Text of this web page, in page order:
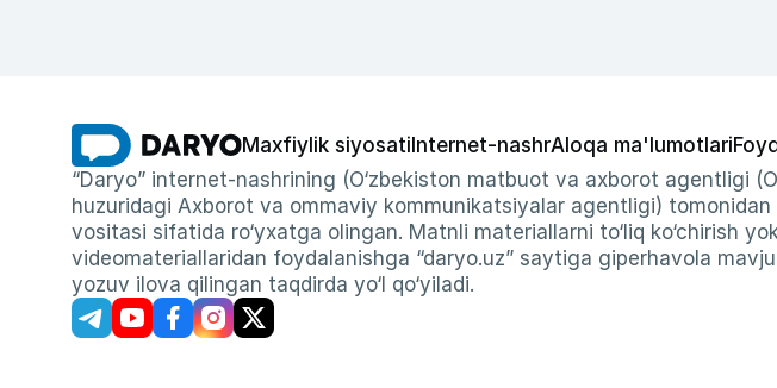
Maxfiylik siyosati Internet-nashrAloqa ma'lumotlari
“Daryo” internet-nashrining (O‘zbekiston matbuot va axborot agentligi
huzuridagi Axborot va ommaviy kommunikatsiyalar agentligi)
vositasi sifatida ro‘yxatga olingan. Matnli materiallarni to‘liq ko‘chirish
videomateriallaridan foydalanishga “daryo.uz” saytiga giperhavola
yozuv ilova qilingan taqdirda yo‘l qo‘yiladi.